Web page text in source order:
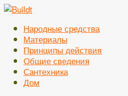
Перейти
контентуНародные средства
Материалы
Принципы действия
Общие сведения
Сантехника
Дом